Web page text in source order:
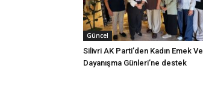
Güncel
Silivri AK Parti’den Kadın Emek Ve
Dayanışma Günleri’ne destek